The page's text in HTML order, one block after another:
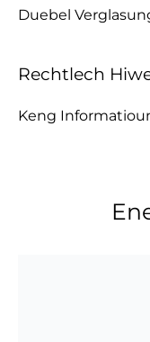
Duebel
Rechtlech
Keng